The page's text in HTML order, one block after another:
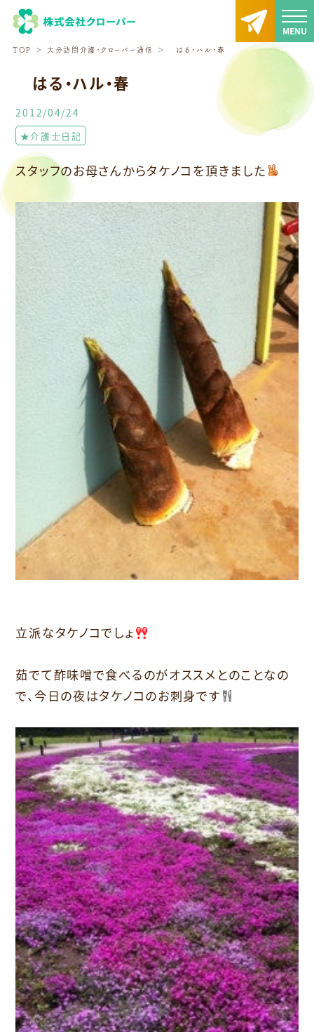
TOP 大分訪問介護・クローバー通信 はる・ハル・春
はる・ハル・春
2012/04/24
★介護士日記
スタッフのお母さんからタケノコを頂きました
立派なタケノコでしょ
茹でて酢味噌で食べるのがオススメとのことなの
で、今日の夜はタケノコのお刺身です